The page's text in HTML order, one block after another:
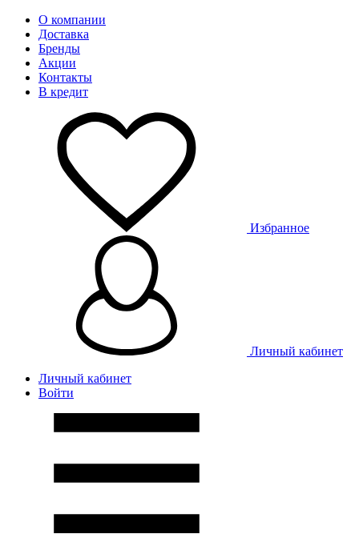
О компании
Доставка
Бренды
Акции
Контакты
В кредит
Избранное
Личный кабинет
Личный кабинет
Войти